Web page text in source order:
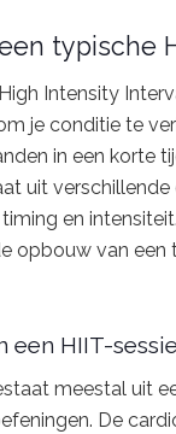
typische
Intensity
je conditie te
in een korte
uit verschillende
en
opbouw van een
een HIIT-sessie
meestal uit
De